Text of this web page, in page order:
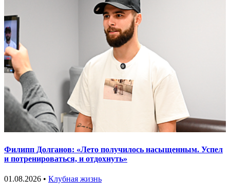
Филипп Долганов: «Лето получилось насыщенным. Успел
и потренироваться, и отдохнуть»
01.08.2026 • Клубная жизнь